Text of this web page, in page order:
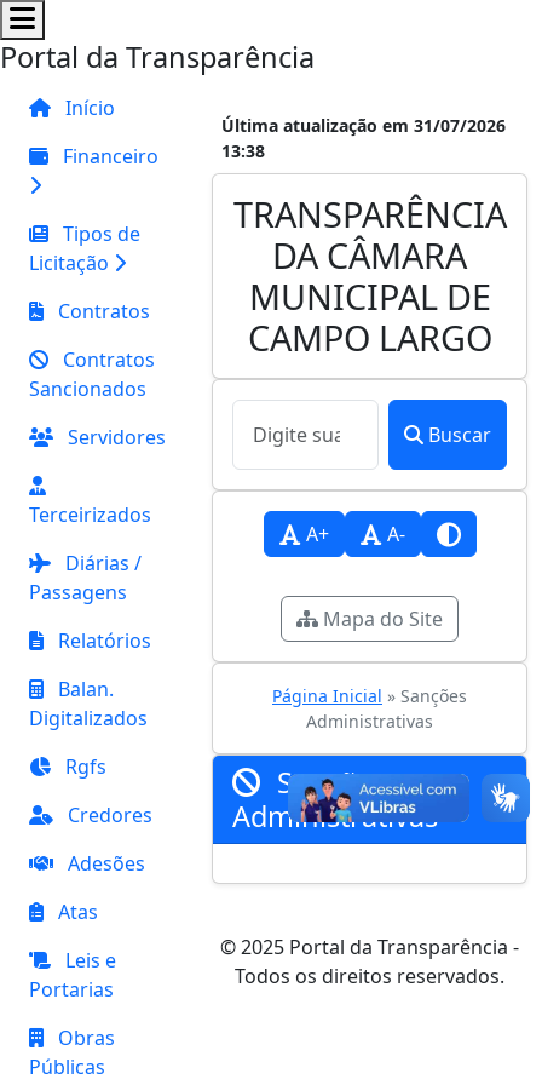
Portal da Transparência
Início
Financeiro
Tipos de
Licitação
Contratos
Contratos
Sancionados
Servidores
Terceirizados
Diárias /
Passagens
Relatórios
Balan.
Digitalizados
Rgfs
Credores
Adesões
Atas
Leis e
Portarias
Obras
Públicas
Última atualização em 31/07/2026
13:38
TRANSPARÊNCIA
DA CÂMARA
MUNICIPAL DE
CAMPO LARGO
Buscar
A+ A-
Mapa do Site
Página Inicial » Sanções
Administrativas
Sanções
Administrativas
© 2025 Portal da Transparência -
Todos os direitos reservados.